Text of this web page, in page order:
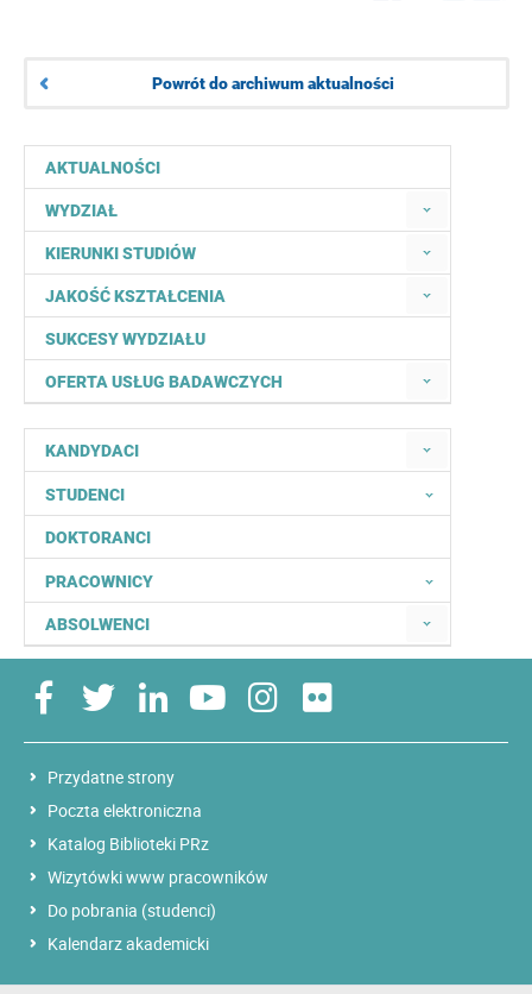
AKTUALNOŚCI
WYDZIAŁ
KIERUNKI STUDIÓW
JAKOŚĆ KSZTAŁCENIA
SUKCESY WYDZIAŁU
OFERTA USŁUG BADAWCZYCH
KANDYDACI
STUDENCI
DOKTORANCI
PRACOWNICY
ABSOLWENCI
Powrót do archiwum aktualności
Przydatne strony
Poczta elektroniczna
Katalog Biblioteki PRz
Wizytówki www pracowników
Do pobrania (studenci)
Kalendarz akademicki